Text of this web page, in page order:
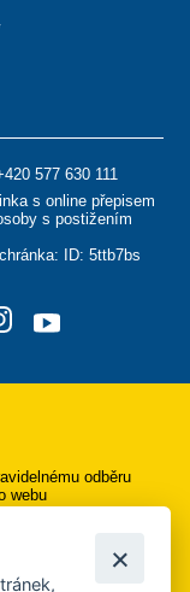
577 630 111
s online přepisem
s postižením
ID: 5ttb7bs
odběru
webu